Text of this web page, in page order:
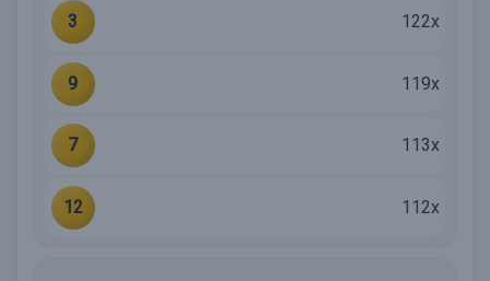
3 122x
9 119x
7 113x
12 112x